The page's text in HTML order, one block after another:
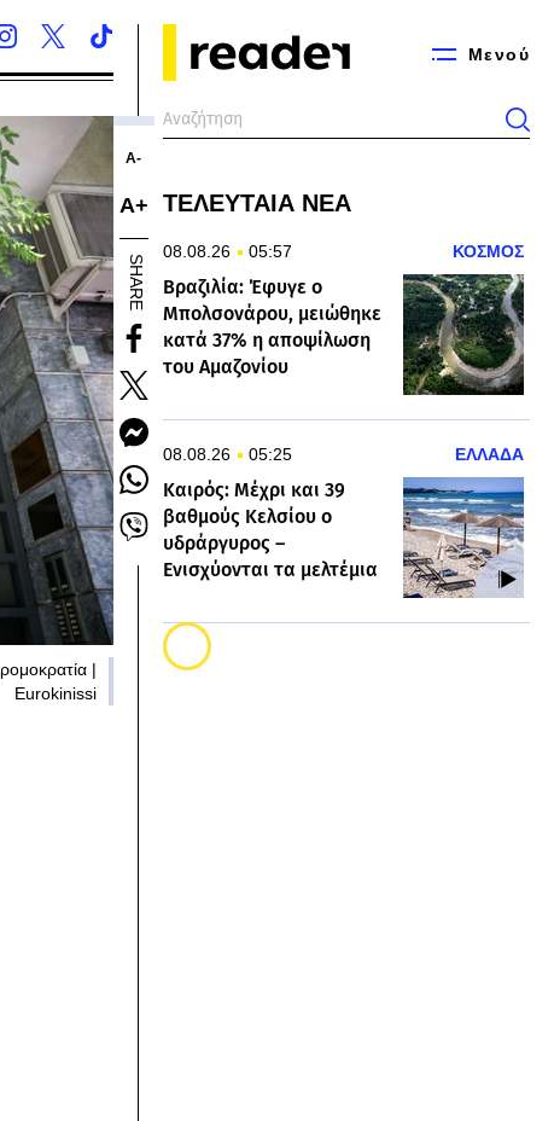
Μενού
|
Eurokinissi
Α-
Α+
SHARE
ΤΕΛΕΥΤΑΙΑ ΝΕΑ
08.08.26 05:57 ΚΟΣΜΟΣ
Βραζιλία: Έφυγε ο
Μπολσονάρου, μειώθηκε
κατά 37% η αποψίλωση
του Αμαζονίου
08.08.26 05:25 ΕΛΛΑΔΑ
Καιρός: Μέχρι και 39
βαθμούς Κελσίου ο
υδράργυρος –
Ενισχύονται τα μελτέμια